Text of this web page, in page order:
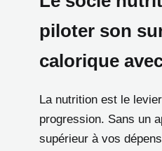
piloter son
calorique
La nutrition est le
progression. Sans un
supérieur à vos